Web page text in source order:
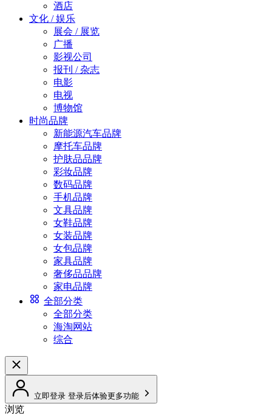
酒店
文化 / 娱乐
展会 / 展览
广播
影视公司
报刊 / 杂志
电影
电视
博物馆
时尚品牌
新能源汽车品牌
摩托车品牌
护肤品品牌
彩妆品牌
数码品牌
手机品牌
文具品牌
女鞋品牌
女装品牌
女包品牌
家具品牌
奢侈品品牌
家电品牌
全部分类
全部分类
海淘网站
综合
立即登录 登录后体验更多功能
浏览